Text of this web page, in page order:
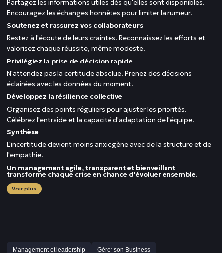
Partagez les informations utiles dès qu'elles sont disponibles.
Encouragez les échanges honnêtes pour limiter la rumeur.
Soutenez et rassurez vos collaborateurs
Restez à l'écoute de leurs craintes. Reconnaissez les efforts et
valorisez chaque réussite, même modeste.
Privilégiez la prise de décision rapide
N'attendez pas la certitude absolue. Prenez des décisions
éclairées avec les données du moment.
Développez la résilience collective
Organisez des points réguliers pour ajuster les priorités.
Célébrez l'entraide et la capacité d'adaptation de l'équipe.
Synthèse
L'incertitude devient moins anxiogène avec de la structure et de
l'empathie.
Un management agile, transparent et bienveillant
transforme chaque crise en chance d'évoluer ensemble.
Voir plus
Management et leadership Gérer son Business